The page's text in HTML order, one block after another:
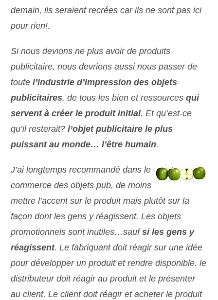
demain, ils seraient recrées car ils ne sont pas ici
pour rien!.
Si nous devions ne plus avoir de produits
publicitaire, nous devrions aussi nous passer de
toutel’industrie d’impression des objets
publicitaires, de tous les bien et ressourcesqui
servent à créer le produit initial. Et qu’est-ce
qu’il resterait?l’objet publicitaire le plus
puissant au monde… l’être humain.
J’ai longtemps recommandé dans le
commerce des objets pub, de moins
mettre l’accent sur le produit mais plutôt sur la
façon dont les gens y réagissent. Les objets
promotionnels sont inutiles…saufsi les gens y
réagissent. Le fabriquant doit réagir sur une idée
pour développer un produit et rendre disponible. le
distributeur doit réagir au produit et le présenter
au client. Le client doit réagir et acheter le produit